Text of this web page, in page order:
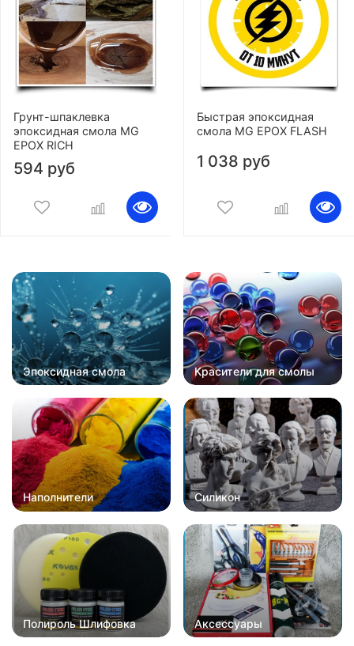
Грунт-шпаклевка
эпоксидная смола MG
EPOX RICH
594 руб
Быстрая эпоксидная
смола MG EPOX FLASH
1 038 руб
Эпоксидная смола Красители для смолы
Наполнители Силикон
Полироль Шлифовка Аксессуары